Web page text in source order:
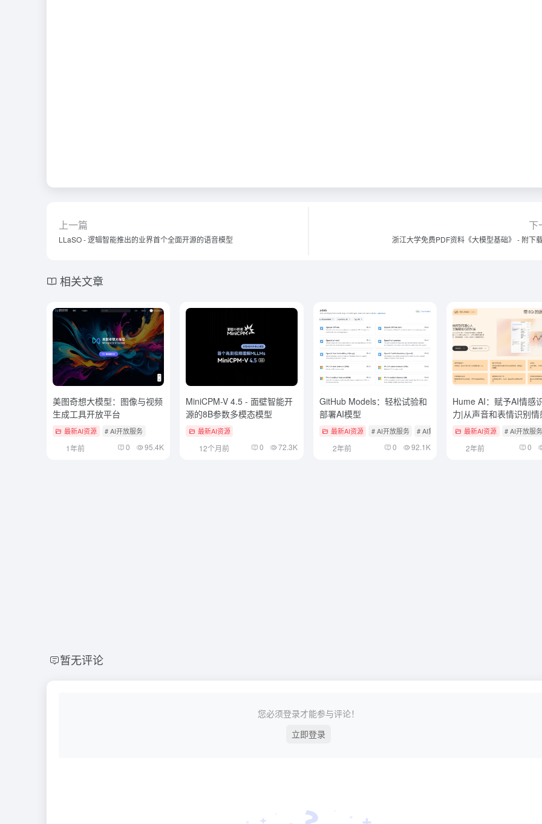
上一篇
LLaSO - 逻辑智能推出的业界首个全面开源的语音模型
下
浙江大学免费PDF资料《大模型基础》 - 附下
相关文章
美图奇想大模型：图像与视频
生成工具开放平台
最新AI资源 # AI开放服务
1年前 0 95.4K
MiniCPM-V 4.5 - 面壁智能开
源的8B参数多模态模型
最新AI资源
12个月前 0 72.3K
GitHub Models：轻松试验和
部署AI模型
最新AI资源 # AI开放服务 # AI集成多模型对话平台 # 免费大模型API
2年前 0 92.1K
Hume AI：赋予AI情感
力|从声音和表情识别情
态|生成具有情感状态的
最新AI资源 # AI开放服务
2年前 0
暂无评论
您必须登录才能参与评论！
立即登录